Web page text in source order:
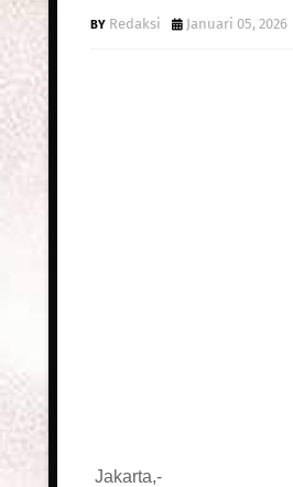
Redaksi Januari 05, 2026
Jakarta,-